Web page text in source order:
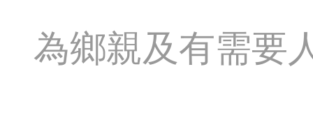
為鄉親及有需要